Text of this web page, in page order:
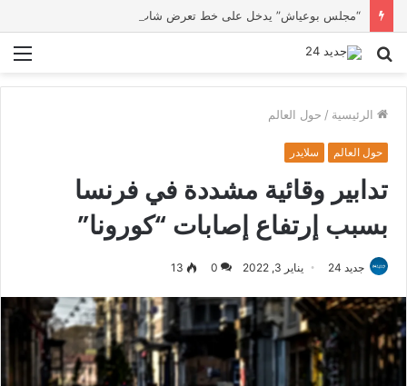
بحث
الرئيسية / حول العالم
حول العالم سلايدر
تدابير وقائية مشددة في فرنسا
بسبب إرتفاع إصابات “كورونا”
جديد 24 يناير 3, 2022 0
13